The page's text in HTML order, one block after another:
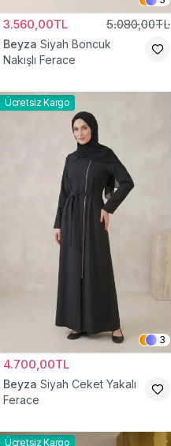
3.560,00TL 5.080,00TL
Beyza Siyah Boncuk
Nakışlı Ferace
Ücretsiz Kargo
3
4.700,00TL
Beyza Siyah Ceket Yakalı
Ferace
Ücretsiz Kargo